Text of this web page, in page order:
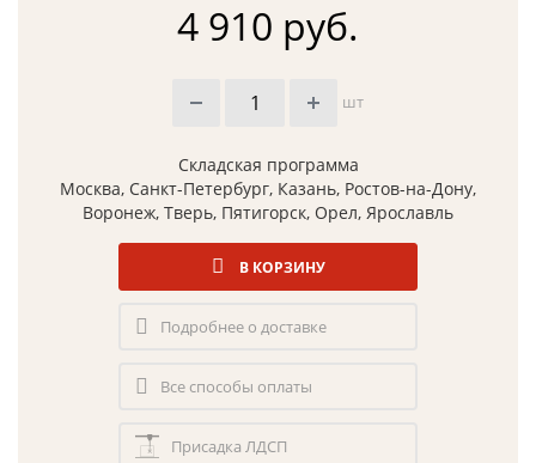
4 910 руб.
шт
Складская программа
Москва, Санкт-Петербург, Казань, Ростов-на-Дону,
Воронеж, Тверь, Пятигорск, Орел, Ярославль
В КОРЗИНУ
Подробнее о доставке
Все способы оплаты
Присадка ЛДСП